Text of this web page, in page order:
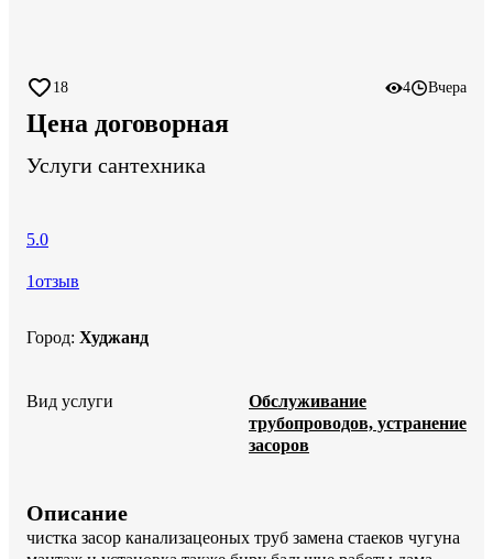
18 4 Вчера
Цена договорная
Услуги сантехника
5.0
1отзыв
Город: Худжанд
Вид услуги
Обслуживание
трубопроводов, устранение
засоров
Описание
чистка засор канализацеоных труб замена стаеков чугуна